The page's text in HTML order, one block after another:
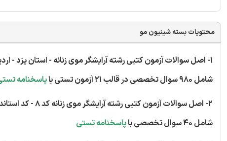
محتویات بسته شینیون مو
1- اصل سوالات آزمون کتبی رشته آرایشگر موی زنانه - استان یزد - اردیبهشت ماه 1390
شامل 980 سوال تخصصی در قالب 21 آزمون تستی با
پاسخنامه
2- اصل سوالات آزمون کتبی رشته آرایشگر موی زنانه کد 8 - کد استاندارد 70/34/1/1-5
شامل 40 سوال تخصصی با
پاسخنامه تستی